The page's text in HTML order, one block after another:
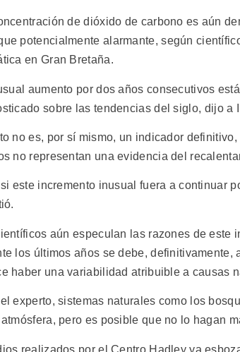
de dióxido de carbono es aún
potencialmente alarmante, según
en Gran Bretaña.
aumento por dos años consecutivos
sobre las tendencias del siglo, dijo
no es, por sí mismo, un indicador
no representan una evidencia del
si este incremento inusual fuera a continuar
aún especulan las razones de este
los últimos años se debe, definitivamente,
haber una variabilidad atribuible a causas
experto, sistemas naturales como los
pero es posible que no lo hagan
realizados por el Centro Hadley ya